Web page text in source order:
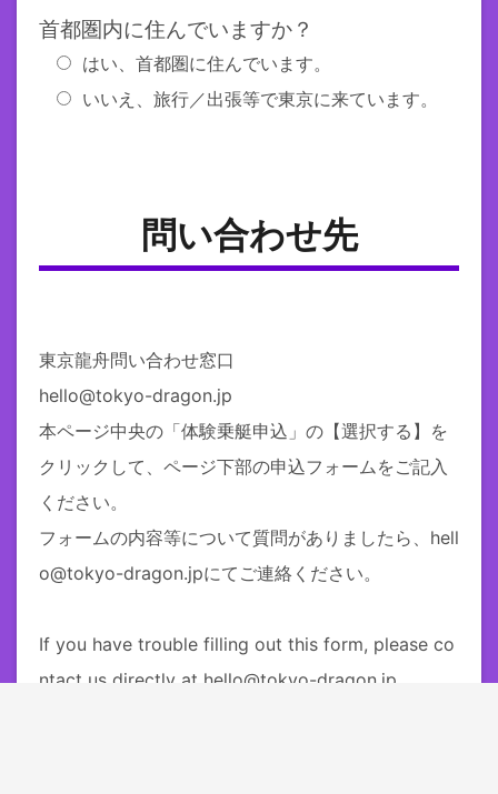
首都圏内に住んでいますか？
はい、首都圏に住んでいます。
いいえ、旅行／出張等で東京に来ています。
問い合わせ先
東京龍舟問い合わせ窓口
hello@tokyo-dragon.jp
本ページ中央の「体験乗艇申込」の【選択する】を
クリックして、ページ下部の申込フォームをご記入
ください。
フォームの内容等について質問がありましたら、hell
o@tokyo-dragon.jpにてご連絡ください。
If you have trouble filling out this form, please co
ntact us directly at hello@tokyo-dragon.jp.